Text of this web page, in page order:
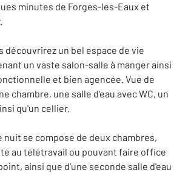
minutes de Forges-les-Eaux et
découvrirez un bel espace de vie
un vaste salon-salle à manger ainsi
et bien agencée. Vue de
chambre, une salle d'eau avec WC, un
qu'un cellier.
nuit se compose de deux chambres,
au télétravail ou pouvant faire office
ainsi que d'une seconde salle d'eau